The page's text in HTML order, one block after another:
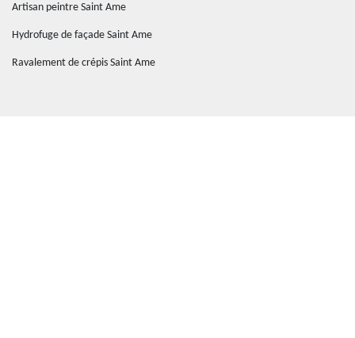
Artisan peintre Saint Ame
Hydrofuge de façade Saint Ame
Ravalement de crépis Saint Ame